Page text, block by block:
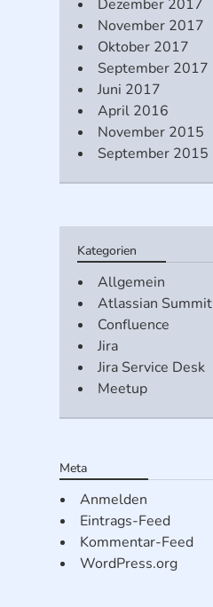
Dezember 2017
November 2017
Oktober 2017
September 2017
Juni 2017
April 2016
November 2015
September 2015
Kategorien
Allgemein
Atlassian Summit
Confluence
Jira
Jira Service Desk
Meetup
Meta
Anmelden
Eintrags-Feed
Kommentar-Feed
WordPress.org